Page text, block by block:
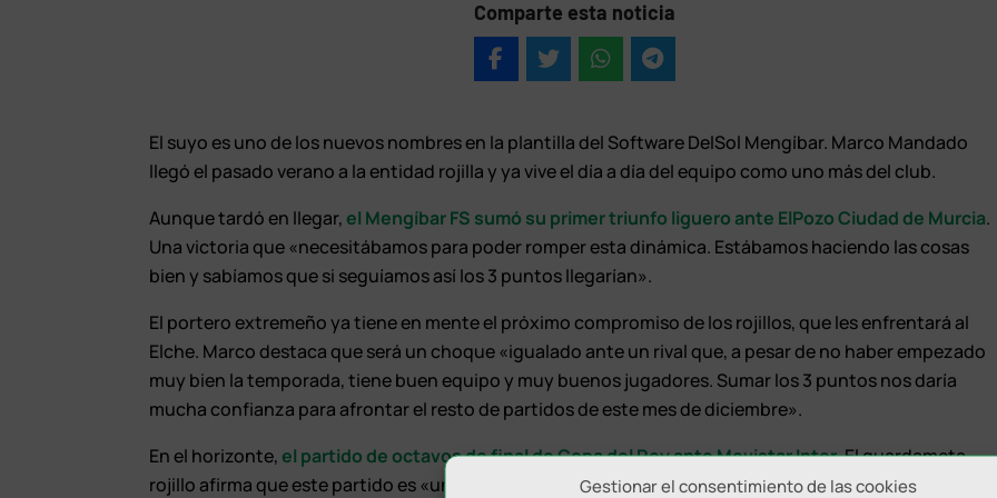
Gestionar el consentimiento de las cookies
Comparte esta noticia
El suyo es uno de los nuevos nombres en la plantilla del Software DelSol Mengíbar. Marco Mandado
llegó el pasado verano a la entidad rojilla y ya vive el día a día del equipo como uno más del club.
Aunque tardó en llegar,el Mengíbar FS sumó su primer triunfo liguero ante ElPozo Ciudad de Murcia.
Una victoria que «necesitábamos para poder romper esta dinámica. Estábamos haciendo las cosas
bien y sabíamos que si seguíamos así los 3 puntos llegarían».
El portero extremeño ya tiene en mente el próximo compromiso de los rojillos, que les enfrentará al
Elche. Marco destaca que será un choque «igualado ante un rival que, a pesar de no haber empezado
muy bien la temporada, tiene buen equipo y muy buenos jugadores. Sumar los 3 puntos nos daría
mucha confianza para afrontar el resto de partidos de este mes de diciembre».
En el horizonte,el partido de octavos de final de Copa del Rey ante Movistar Inter. El guardameta
rojillo afirma que este partido es «un premio que nos hemos ganado pasando de ronda ante un rival de